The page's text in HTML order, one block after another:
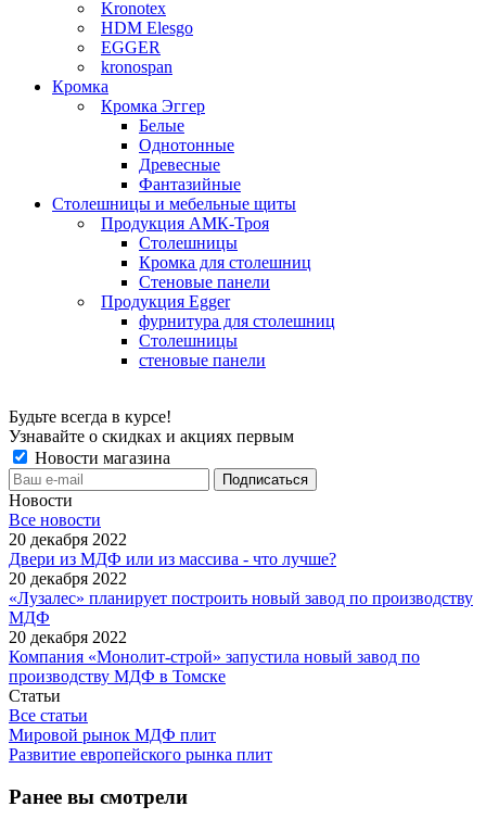
Kronotex
HDM Elesgo
EGGER
kronospan
Кромка
Кромка Эггер
Белые
Однотонные
Древесные
Фантазийные
Столешницы и мебельные щиты
Продукция АМК-Троя
Столешницы
Кромка для столешниц
Стеновые панели
Продукция Egger
фурнитура для столешниц
Столешницы
стеновые панели
Будьте всегда в курсе!
Узнавайте о скидках и акциях первым
Новости магазина
Новости
Все новости
20 декабря 2022
Двери из МДФ или из массива - что лучше?
20 декабря 2022
«Лузалес» планирует построить новый завод по производству
МДФ
20 декабря 2022
Компания «Монолит-строй» запустила новый завод по
производству МДФ в Томске
Статьи
Все статьи
Мировой рынок МДФ плит
Развитие европейского рынка плит
Ранее вы смотрели